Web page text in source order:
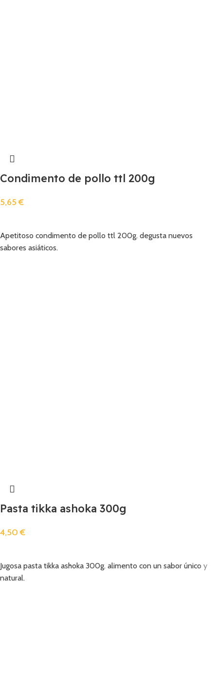
Condimento de pollo ttl 200g
5,65€
Apetitoso condimento de pollo ttl 200g. degusta nuevos
sabores asiáticos.
Pasta tikka ashoka 300g
4,50€
Jugosa pasta tikka ashoka 300g. alimento con un sabor único y
natural.